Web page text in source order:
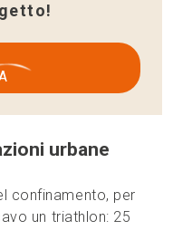
urbane
confinamento, per
un triathlon: 25